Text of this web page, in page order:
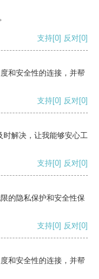
支持[0] 反对[0]
和安全性的连接，并帮
支持[0] 反对[0]
时解决，让我能够安心工
支持[0] 反对[0]
的隐私保护和安全性保
支持[0] 反对[0]
和安全性的连接，并帮